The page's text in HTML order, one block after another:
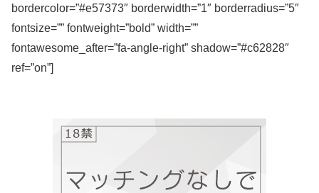
bordercolor=”#e57373″ borderwidth=”1″ borderradius=”5″
fontsize=”” fontweight=”bold” width=””
fontawesome_after=”fa-angle-right” shadow=”#c62828″
ref=”on”]